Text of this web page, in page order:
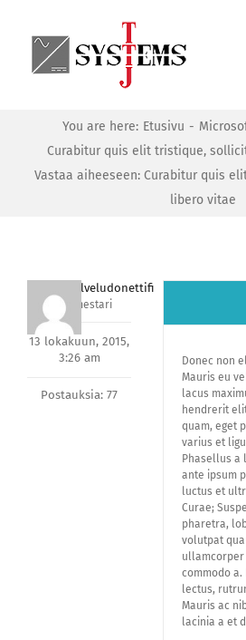
content
You are here: Etusivu
Curabitur quis elit tristique,
Vastaa aiheeseen: Curabitur quis
libero vitae
asiakaspalveludonettifi
Avainmestari
13 lokakuun, 2015,
3:26 am
Postauksia: 77
Donec non
Mauris eu
lacus
hendrerit
quam, eget
varius et
Phasellus a
ante ipsum
luctus et
Curae;
pharetra,
volutpat
commodo
lectus,
Mauris ac
lacinia a et